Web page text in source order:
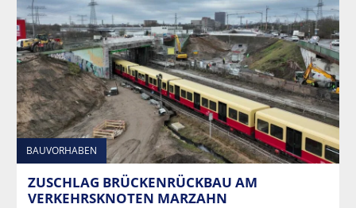
BAUVORHABEN
ZUSCHLAG BRÜCKENRÜCKBAU AM
VERKEHRSKNOTEN MARZAHN